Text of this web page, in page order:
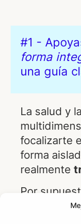
#1 -
forma
una guía
La salud y
focalizarte
forma
realmente
Por
demás